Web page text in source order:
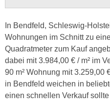
In Bendfeld, Schleswig-
Wohnungen im Schnitt zu
Quadratmeter zum Kauf
dabei mit 3.984,00 € / m² im
90 m² Wohnung mit 3.259,00
in Bendfeld weichen in
einen schnellen Verkauf